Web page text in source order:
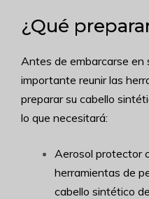
¿Qué
Antes de embarcarse en
importante reunir las
preparar su cabello
lo que necesitará:
Aerosol protector
herramientas de
cabello sintético